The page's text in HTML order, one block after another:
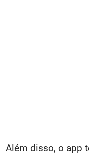
Além disso, o app